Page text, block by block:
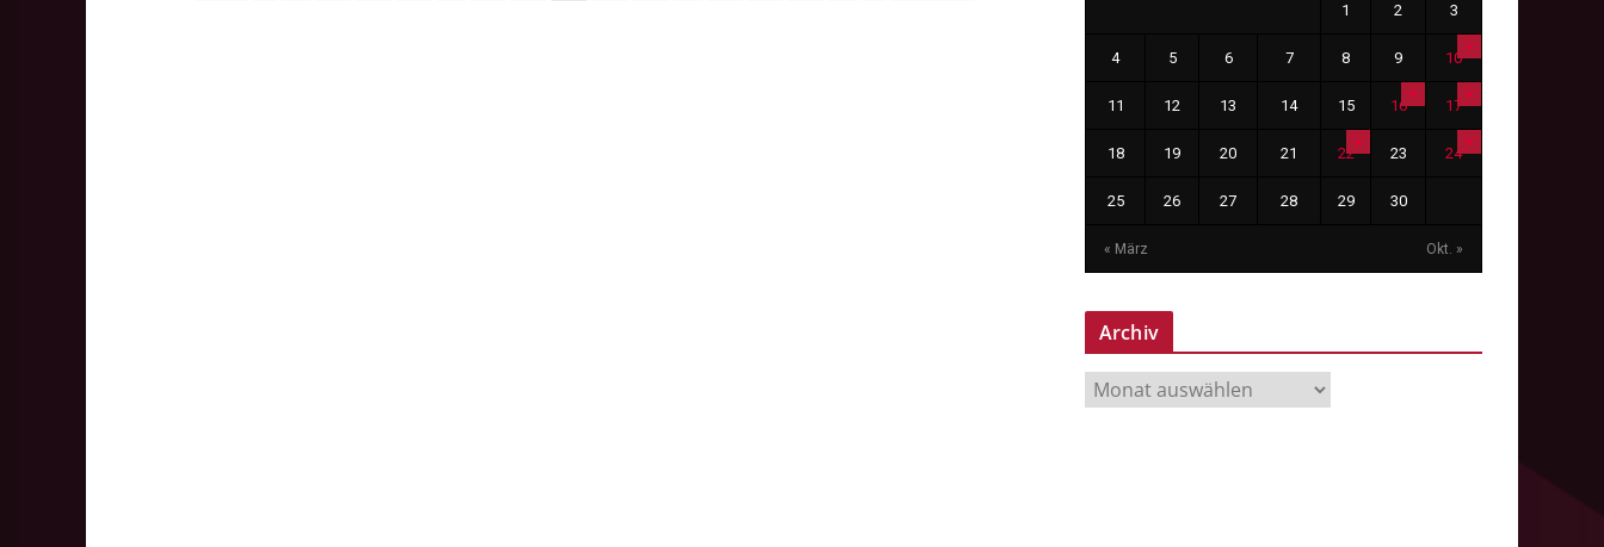
« März Okt. »
1 2 3
4 5 6 7 8 9 10
11 12 13 14 15 16 17
18 19 20 21 22 23 24
25 26 27 28 29 30
Archiv